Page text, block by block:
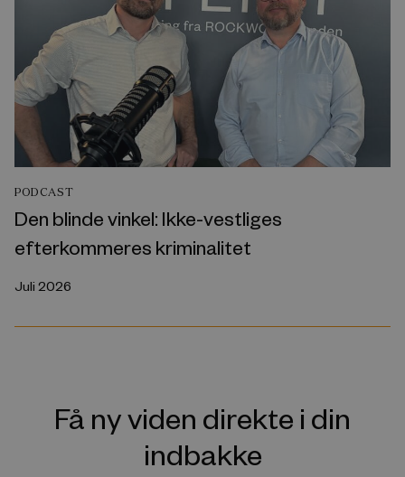
PODCAST
Den blinde vinkel: Ikke-vestliges
efterkommeres kriminalitet
Juli 2026
Få ny viden direkte i din
indbakke